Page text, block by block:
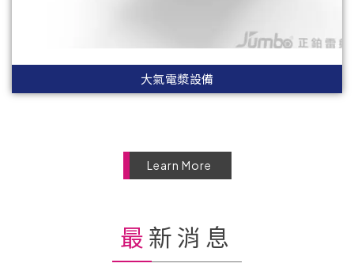
大氣電漿設備
Learn More
最新消息